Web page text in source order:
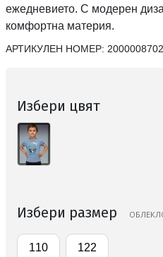
ежедневието. С модерен
комфортна материя.
АРТИКУЛЕН НОМЕР:
Избери цвят
Избери размер
110 122